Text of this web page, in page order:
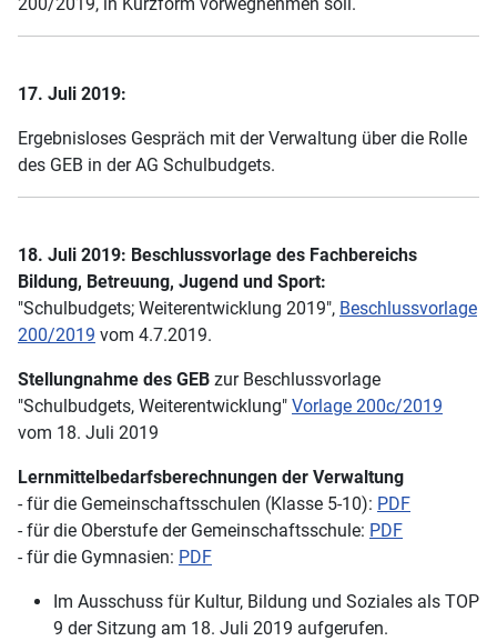
17. Juli 2019:
Ergebnisloses Gespräch mit der Verwaltung über die Rolle
des GEB in der AG Schulbudgets.
18. Juli 2019: Beschlussvorlage des Fachbereichs
Bildung, Betreuung, Jugend und Sport:
"Schulbudgets; Weiterentwicklung 2019", Beschlussvorlage
200/2019 vom 4.7.2019.
Stellungnahme des GEB zur Beschlussvorlage
"Schulbudgets, Weiterentwicklung" Vorlage 200c/2019
vom 18. Juli 2019
Lernmittelbedarfsberechnungen der Verwaltung
- für die Gemeinschaftsschulen (Klasse 5-10): PDF
- für die Oberstufe der Gemeinschaftsschule: PDF
- für die Gymnasien: PDF
Im Ausschuss für Kultur, Bildung und Soziales als TOP
9 der Sitzung am 18. Juli 2019 aufgerufen.